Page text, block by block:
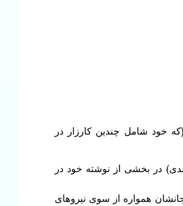
خود شامل چندین کارزار در
در بخشی از نوشته‌ خود در
همواره از سوی نیروهای